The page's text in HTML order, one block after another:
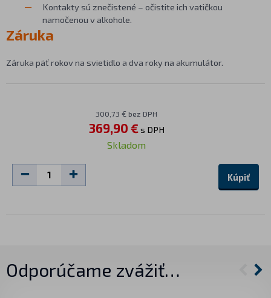
Kontakty sú znečistené – očistite ich vatičkou
namočenou v alkohole.
Záruka
Záruka päť rokov na svietidlo a dva roky na akumulátor.
300,73 € bez DPH
369,90 €s DPH
Skladom
Kúpiť
Odporúčame zvážiť…